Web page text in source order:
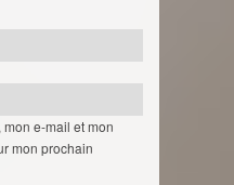
e-mail et mon
mon prochain